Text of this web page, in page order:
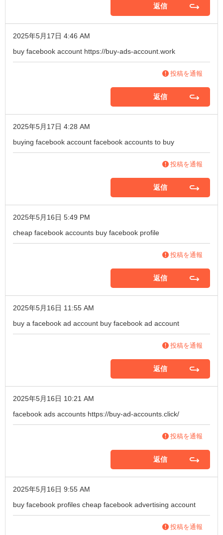
返信
2025年5月17日 4:46 AM
buy facebook account https://buy-ads-account.work
投稿を通報
返信
2025年5月17日 4:28 AM
buying facebook account facebook accounts to buy
投稿を通報
返信
2025年5月16日 5:49 PM
cheap facebook accounts buy facebook profile
投稿を通報
返信
2025年5月16日 11:55 AM
buy a facebook ad account buy facebook ad account
投稿を通報
返信
2025年5月16日 10:21 AM
facebook ads accounts https://buy-ad-accounts.click/
投稿を通報
返信
2025年5月16日 9:55 AM
buy facebook profiles cheap facebook advertising account
投稿を通報